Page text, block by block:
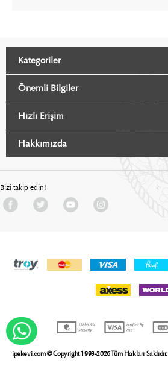
Kategoriler
Önemli Bilgiler
Hızlı Erişim
Hakkımızda
Bizi takip edin!
ipekevi.com © Copyright 1993-2026 Tüm Hakları Saklıdır.
WHATSAPP DESTEK